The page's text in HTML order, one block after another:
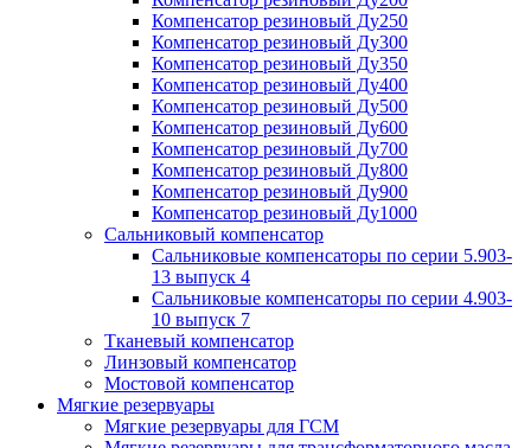
Компенсатор резиновый Ду250
Компенсатор резиновый Ду300
Компенсатор резиновый Ду350
Компенсатор резиновый Ду400
Компенсатор резиновый Ду500
Компенсатор резиновый Ду600
Компенсатор резиновый Ду700
Компенсатор резиновый Ду800
Компенсатор резиновый Ду900
Компенсатор резиновый Ду1000
Сальниковый компенсатор
Сальниковые компенсаторы по серии 5.903-
13 выпуск 4
Сальниковые компенсаторы по серии 4.903-
10 выпуск 7
Тканевый компенсатор
Линзовый компенсатор
Мостовой компенсатор
Мягкие резервуары
Мягкие резервуары для ГСМ